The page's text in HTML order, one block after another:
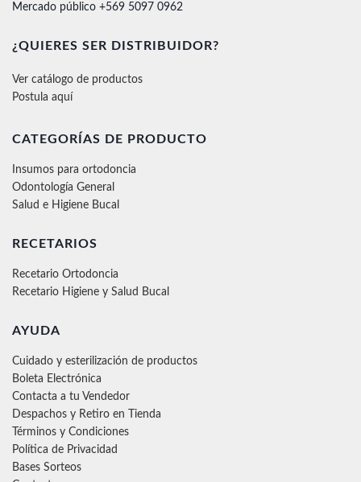
Mercado público +569 5097 0962
¿QUIERES SER DISTRIBUIDOR?
Ver catálogo de productos
Postula aquí
CATEGORÍAS DE PRODUCTO
Insumos para ortodoncia
Odontología General
Salud e Higiene Bucal
RECETARIOS
Recetario Ortodoncia
Recetario Higiene y Salud Bucal
AYUDA
Cuidado y esterilización de productos
Boleta Electrónica
Contacta a tu Vendedor
Despachos y Retiro en Tienda
Términos y Condiciones
Política de Privacidad
Bases Sorteos